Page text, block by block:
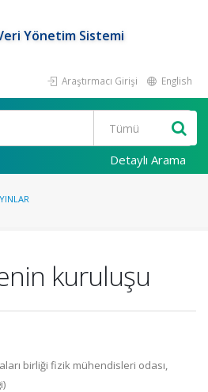
Yönetim Sistemi
Araştırmacı Girişi English
Detaylı Arama
kuruluşu
birliği fizik mühendisleri odası,